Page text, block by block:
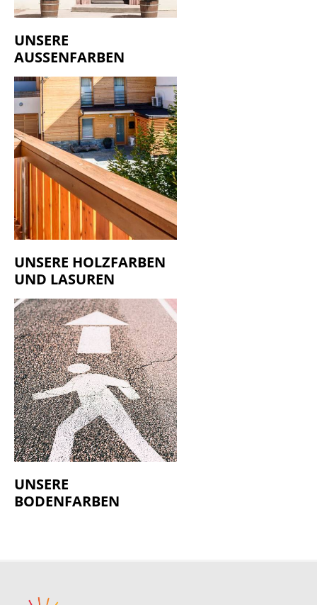
UNSERE
AUSSENFARBEN
UNSERE HOLZFARBEN
UND LASUREN
UNSERE
BODENFARBEN